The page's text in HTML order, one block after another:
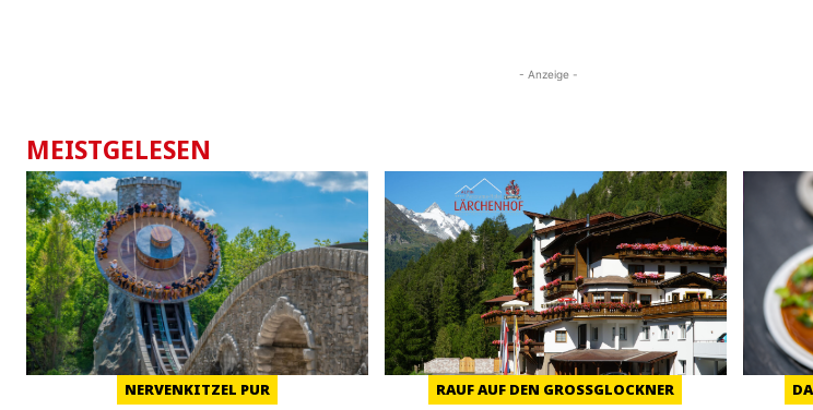
- Anzeige -
MEISTGELESEN
NERVENKITZEL PUR RAUF AUF DEN GROSSGLOCKNER